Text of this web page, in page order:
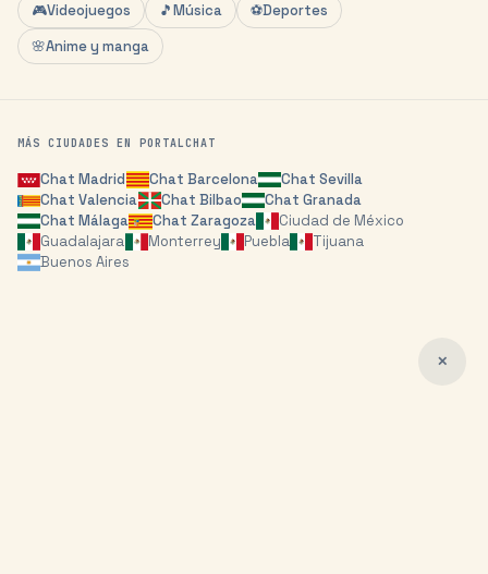
🎮Videojuegos 🎵Música ⚽Deportes
🌸Anime y manga
MÁS CIUDADES EN PORTALCHAT
ChatMadrid Chat Barcelona Chat Sevilla
ChatValencia Chat Bilbao Chat Granada
ChatMálaga Chat Zaragoza
Ciudad de México
Guadalajara
Monterrey Puebla
Tijuana
Buenos Aires
✕